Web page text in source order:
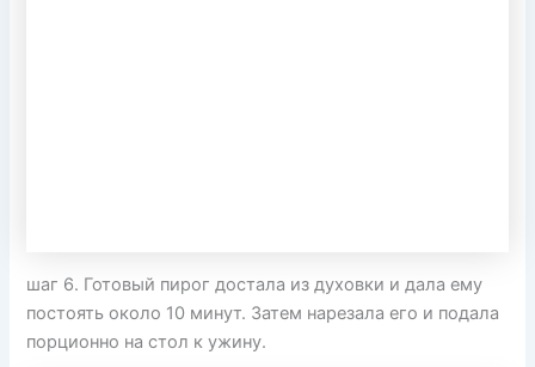
шаг 6. Готовый пирог достала из духовки и дала ему
постоять около 10 минут. Затем нарезала его и подала
порционно на стол к ужину.